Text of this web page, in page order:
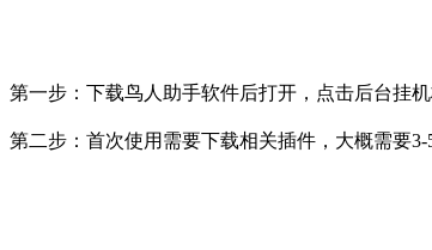
第一步：下载鸟人助手软件后打开，点击后台挂
第二步：首次使用需要下载相关插件，大概需要3-